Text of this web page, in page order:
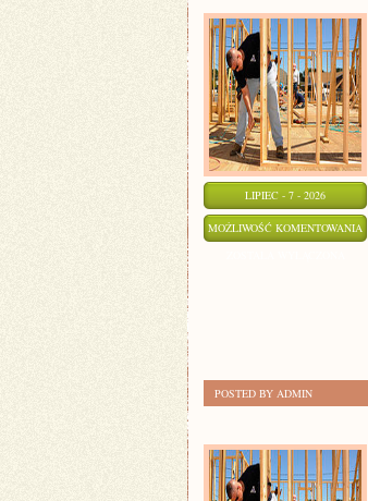
LIPIEC - 7 - 2026
MOŻLIWOŚĆ KOMENTOWANIA
POSTED BY ADMIN